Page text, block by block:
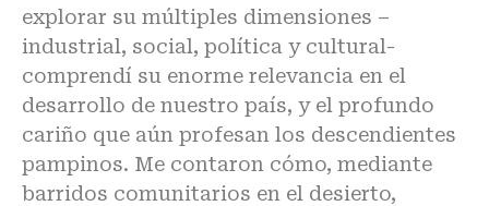
explorar su múltiples dimensiones –
industrial, social, política y cultural-
comprendí su enorme relevancia en el
desarrollo de nuestro país, y el profundo
cariño que aún profesan los descendientes
pampinos. Me contaron cómo, mediante
barridos comunitarios en el desierto,